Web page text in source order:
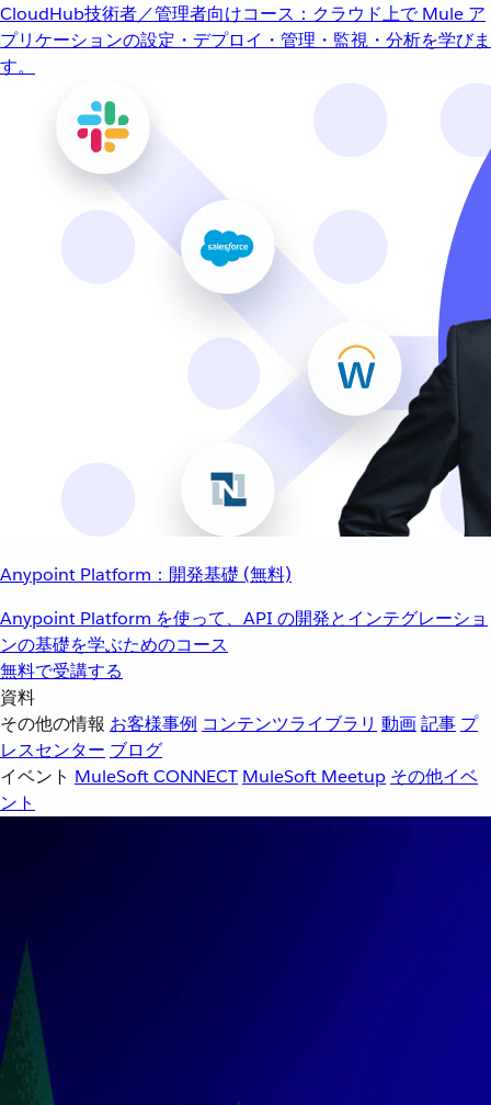
CloudHub技術者／管理者向けコース：クラウド上で Mule ア
プリケーションの設定・デプロイ・管理・監視・分析を学びま
す。
Anypoint Platform：開発基礎 (無料)
Anypoint Platform を使って、API の開発とインテグレーショ
ンの基礎を学ぶためのコース
無料で受講する
資料
その他の情報 お客様事例 コンテンツライブラリ 動画記事 プ
レスセンター ブログ
イベント MuleSoft CONNECT MuleSoft Meetup その他イベ
ント